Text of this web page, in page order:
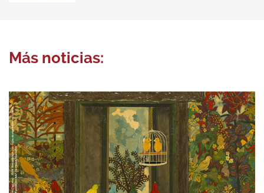
Más noticias: